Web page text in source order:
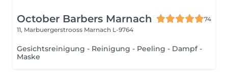
October Barbers Marnach
74
11, Marbuergerstrooss Marnach L-9764
Gesichtsreinigung - Reinigung - Peeling - Dampf -
Maske